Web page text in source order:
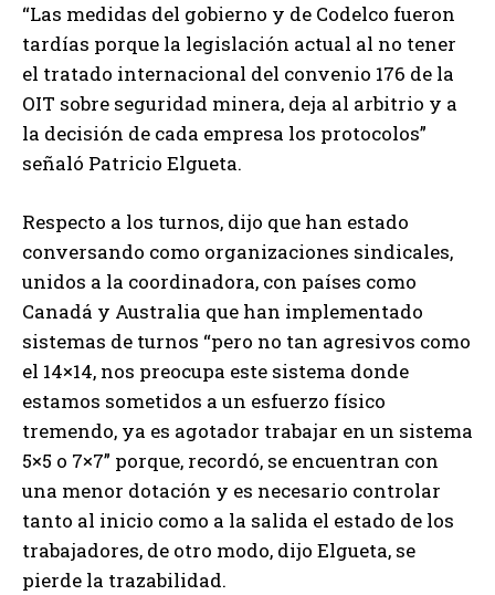
“Las medidas del gobierno y de Codelco fueron
tardías porque la legislación actual al no tener
el tratado internacional del convenio 176 de la
OIT sobre seguridad minera, deja al arbitrio y a
la decisión de cada empresa los protocolos”
señaló Patricio Elgueta.
Respecto a los turnos, dijo que han estado
conversando como organizaciones sindicales,
unidos a la coordinadora, con países como
Canadá y Australia que han implementado
sistemas de turnos “pero no tan agresivos como
el 14×14, nos preocupa este sistema donde
estamos sometidos a un esfuerzo físico
tremendo, ya es agotador trabajar en un sistema
5×5 o 7×7” porque, recordó, se encuentran con
una menor dotación y es necesario controlar
tanto al inicio como a la salida el estado de los
trabajadores, de otro modo, dijo Elgueta, se
pierde la trazabilidad.